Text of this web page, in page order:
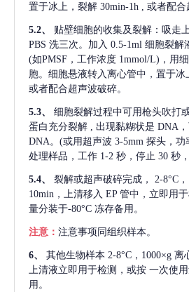
置于冰上，裂解 30min-1h , 或者配合
5.2、
贴壁细胞的收集及裂解：吸走
PBS 洗三次。加入 0.5-1ml 细胞裂解
(如PMSF，工作浓度 1mmol/L)，用
胞。细胞悬液转入离心管中，置于冰
或者配合超声波破碎。
5.3、
细胞裂解过程中可用枪头吹打
蛋白充分裂解
, 出现黏糊状是 DNA
DNA。(或用超声波 3-5mm 探头，功
处理样品，工作 1-2 秒，停止 30 秒
5.4、 裂解或超声破碎完成，
2-8°C
10min，上清移入 EP 管中，立即用
量分装于-80°C 冻存备用。
注意： 注意事项同组织样本。
6、 其他生物样本 2-8°C，1000×g
上清液立即用于检测，或按 一次使
用。